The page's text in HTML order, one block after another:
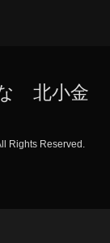
北小金
Rights Reserved.